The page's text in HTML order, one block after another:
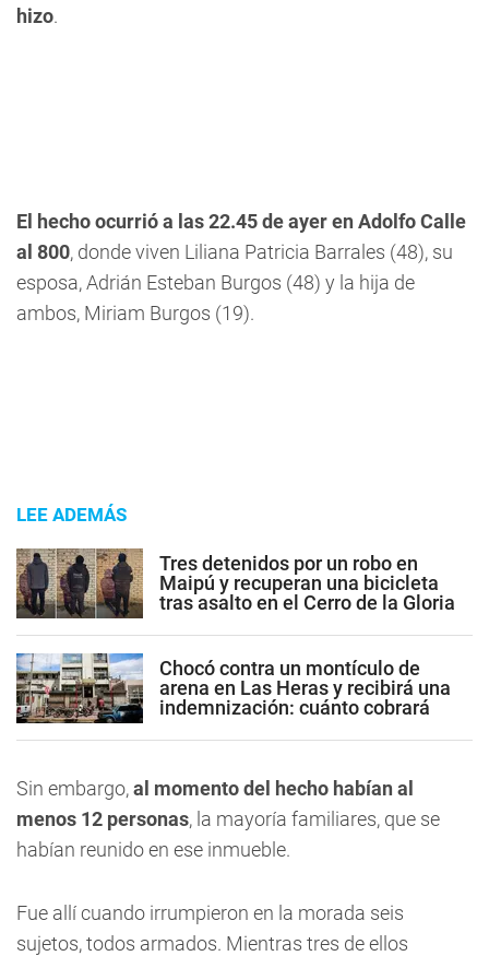
hizo.
El hecho ocurrió a las 22.45 de ayer en Adolfo Calle
al 800, donde viven Liliana Patricia Barrales (48), su
esposa, Adrián Esteban Burgos (48) y la hija de
ambos, Miriam Burgos (19).
LEE ADEMÁS
Tres detenidos por un robo en
Maipú y recuperan una bicicleta
tras asalto en el Cerro de la Gloria
Chocó contra un montículo de
arena en Las Heras y recibirá una
indemnización: cuánto cobrará
Sin embargo,al momento del hecho habían al
menos 12 personas, la mayoría familiares, que se
habían reunido en ese inmueble.
Fue allí cuando irrumpieron en la morada seis
sujetos, todos armados. Mientras tres de ellos